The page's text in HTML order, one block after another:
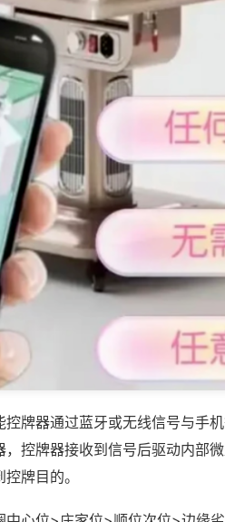
牌器通过蓝牙或无线信号与手
控牌器接收到信号后驱动内部
牌目的。